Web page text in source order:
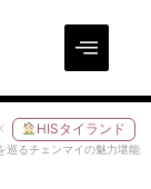
HISタイランド
巡るチェンマイの魅力堪能